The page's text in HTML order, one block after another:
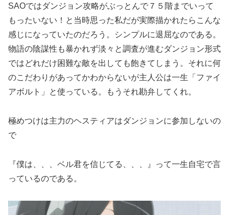
SAOではダンジョン攻略がぶっとんで７５階までいって
もったいない！と当時思った私だが実際描かれたらこんな
感じになっていたのだろう。シンプルに退屈なのである。
物語の陰謀性も暴かれず淡々と調査が進むダンジョン形式
ではどれだけ困難な敵を出しても飽きてしまう。それに何
のこだわりがあってかわからないが主人公は一生「ファイ
アボルト」と使っている。もうそれ勘弁してくれ。
極めつけは主力のヘスティアはダンジョンに参加しないの
で
『僕は、、、ベル君を信じてる、、、』って一生自宅で言
っているのである。